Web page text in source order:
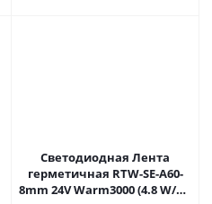
Светодиодная Лента
герметичная RTW-SE-A60-
8mm 24V Warm3000 (4.8 W/m,